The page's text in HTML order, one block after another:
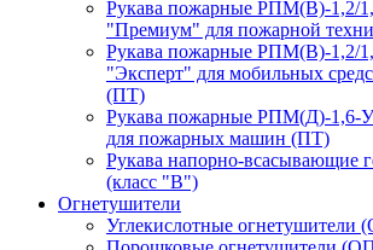
Рукава пожарные РПМ(В)-1,2/
"Премиум" для пожарной
Рукава пожарные РПМ(В)-1,2/
"Эксперт" для мобильных
(ПТ)
Рукава пожарные РПМ(Д)-1,6-
для пожарных машин (ПТ)
Рукава напорно-всасывающие
(класс "В")
Огнетушители
Углекислотные огнетушители